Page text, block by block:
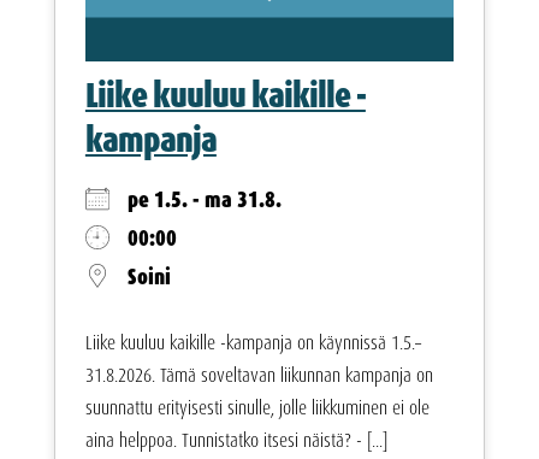
Liike kuuluu kaikille -
kampanja
pe 1.5. - ma 31.8.
00:00
Soini
Liike kuuluu kaikille -kampanja on käynnissä 1.5.–
31.8.2026. Tämä soveltavan liikunnan kampanja on
suunnattu erityisesti sinulle, jolle liikkuminen ei ole
aina helppoa. Tunnistatko itsesi näistä? - [...]